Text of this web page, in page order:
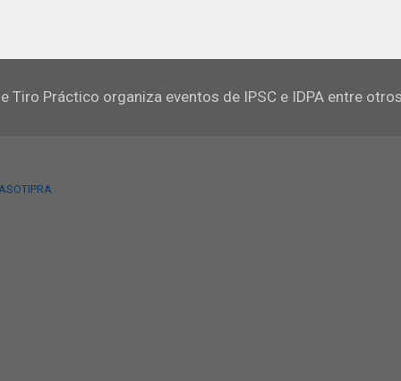
Tiro Práctico organiza eventos de IPSC e IDPA entre